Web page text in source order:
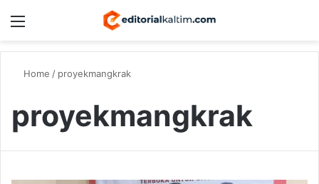
Home / proyekmangkrak
proyekmangkrak